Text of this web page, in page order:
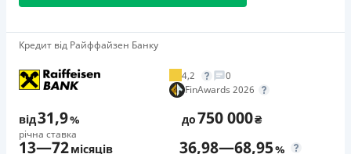
невиконання та/або неналежного виконання.
Детальніше читайте на сайті МФО.
Необхідні документи
Паспорт,ІПН
Вік
18 - 65 років
Переваги
🥇Переможець FinAwards 2026
Переможець FinAwards 2026 «Найкращий кредит
готівкою»
вiд 65%/рік до 500 000 ₴
Додаткова комісія за дострокове погашення
Кредит від Райффайзен Банку
4,2
0
FinAwards 2026
від31,9%
річна ставка
до750 000₴
13—72місяців 36,98—68,95%